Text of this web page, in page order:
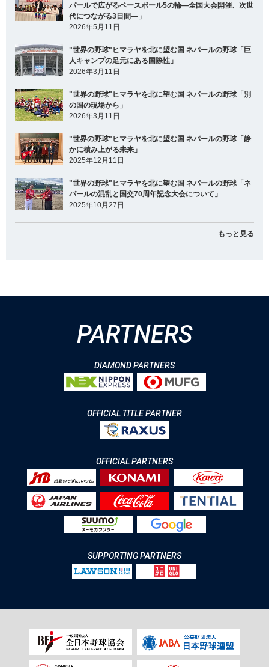
パールで広がるベースボール5の輪―全国大会開催、次世
代につながる3日間―」
2026年5月11日
"世界の野球"ヒマラヤを北に望む国 ネパールの野球「巨
人キャンプの足元にある国際性」
2026年3月11日
"世界の野球"ヒマラヤを北に望む国 ネパールの野球「別
の国の現場から」
2026年3月11日
"世界の野球"ヒマラヤを北に望む国 ネパールの野球「静
かに積み上がる未来」
2025年12月11日
"世界の野球"ヒマラヤを北に望む国 ネパールの野球「ネ
パールの混乱と国交70周年記念大会について」
2025年10月27日
もっと見る
PARTNERS
DIAMOND PARTNERS
OFFICIAL TITLE PARTNER
OFFICIAL PARTNERS
SUPPORTING PARTNERS